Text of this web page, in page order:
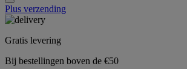
Plus verzending
Gratis levering
Bij bestellingen boven de €50